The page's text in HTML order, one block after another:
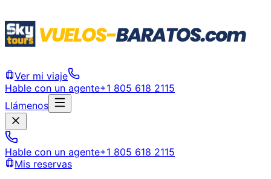
Ver mi viaje
Hable con un agente+1 805 618 2115
Llámenos
Hable con un agente+1 805 618 2115
Mis reservas